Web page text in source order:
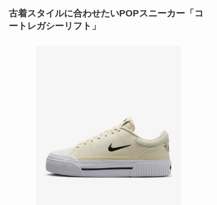
古着スタイルに合わせたいPOPスニーカー「コ
ートレガシーリフト」